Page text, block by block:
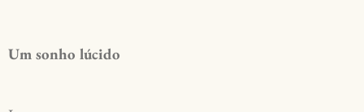
Um sonho lúcido